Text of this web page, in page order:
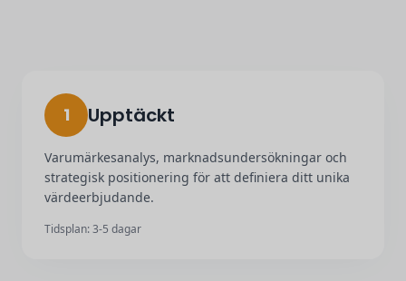
1 Upptäckt
Varumärkesanalys, marknadsundersökningar och
strategisk positionering för att definiera ditt unika
värdeerbjudande.
Tidsplan: 3-5 dagar